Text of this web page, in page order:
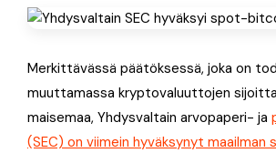
Merkittävässä päätöksessä, joka on
muuttamassa kryptovaluuttojen
maisemaa, Yhdysvaltain arvopaperi- ja
(SEC) on viimein hyväksynyt maailman